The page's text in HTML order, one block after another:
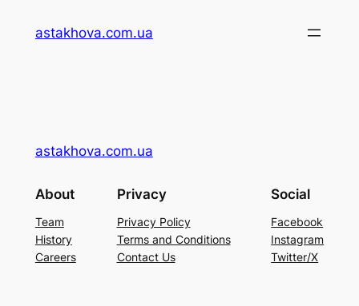
astakhova.com.ua
astakhova.com.ua
About
Team
History
Careers
Privacy
Privacy Policy
Terms and Conditions
Contact Us
Social
Facebook
Instagram
Twitter/X